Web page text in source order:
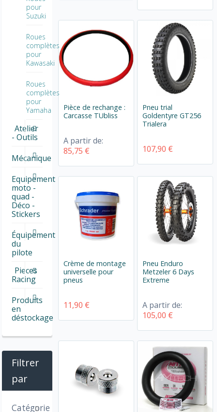
Pièce de rechange :
Carcasse TUbliss
A partir de:
85,75 €
Pneu trial
Goldentyre GT256
Trialera
107,90 €
Crème de montage
universelle pour
pneus
11,90 €
Pneu Enduro
Metzeler 6 Days
Extreme
A partir de:
105,00 €
pour
Suzuki
Roues
complètes
pour
Kawasaki
Roues
complètes
pour
Yamaha
Atelier
- Outils
Mécanique
Equipement
moto -
quad -
Déco -
Stickers
Équipement
du
pilote
Pieces
Racing
Produits
en
déstockage
Filtrer
par
Catégorie